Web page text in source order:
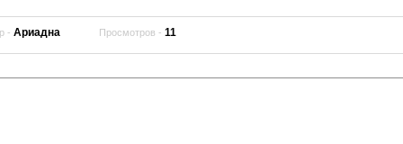
-Ариадна Просмотров -11